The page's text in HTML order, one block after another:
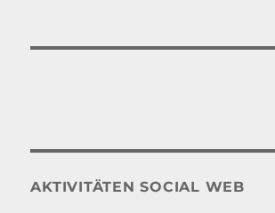
AKTIVITÄTEN SOCIAL WEB